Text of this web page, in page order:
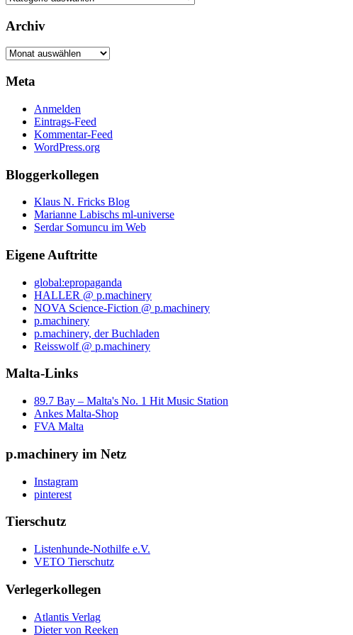
Archiv
Archiv
Meta
Anmelden
Eintrags-Feed
Kommentar-Feed
WordPress.org
Bloggerkollegen
Klaus N. Fricks Blog
Marianne Labischs ml-universe
Serdar Somuncu im Web
Eigene Auftritte
global:epropaganda
HALLER @ p.machinery
NOVA Science-Fiction @ p.machinery
p.machinery
p.machinery, der Buchladen
Reisswolf @ p.machinery
Malta-Links
89.7 Bay – Malta's No. 1 Hit Music Station
Ankes Malta-Shop
FVA Malta
p.machinery im Netz
Instagram
pinterest
Tierschutz
Listenhunde-Nothilfe e.V.
VETO Tierschutz
Verlegerkollegen
Atlantis Verlag
Dieter von Reeken